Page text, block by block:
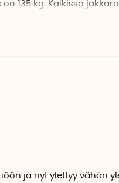
135 kg. Kaikissa
paksuus on vain
pinnoilla ja varmista,
aina kahdella jalalla,
korkeus 21 cm x syvyys 21
29 cm x korkeus 31 cm x
ja nyt ylettyy vähän